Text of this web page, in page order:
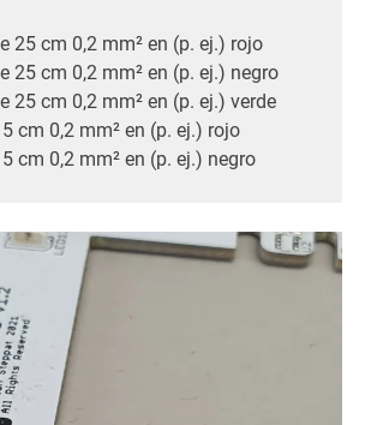
25 cm 0,2 mm² en (p. ej.) rojo
25 cm 0,2 mm² en (p. ej.) negro
25 cm 0,2 mm² en (p. ej.) verde
cm 0,2 mm² en (p. ej.) rojo
cm 0,2 mm² en (p. ej.) negro